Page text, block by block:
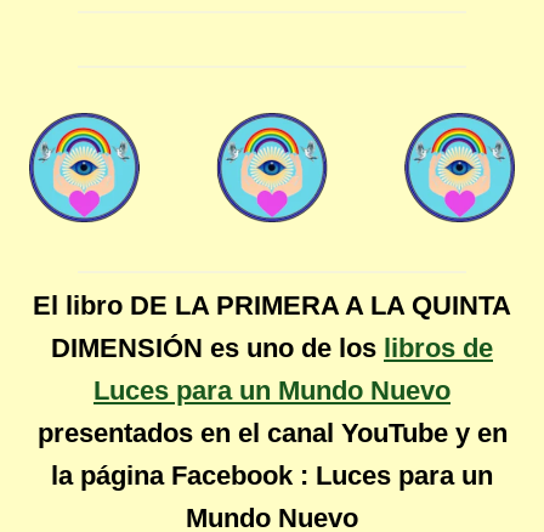
El libro DE LA PRIMERA A LA QUINTA
DIMENSIÓN es uno de los libros de
Luces para un Mundo Nuevo
presentados en el canal YouTube y en
la página Facebook : Luces para un
Mundo Nuevo